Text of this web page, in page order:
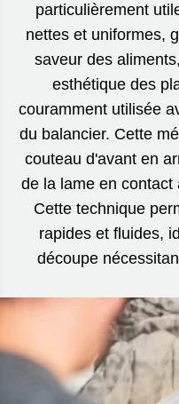
particulièrement
nettes et uniformes,
saveur des
esthétique des
couramment utilisée
du balancier. Cette
couteau d'avant en
de la lame en contact
Cette technique
rapides et fluides,
découpe